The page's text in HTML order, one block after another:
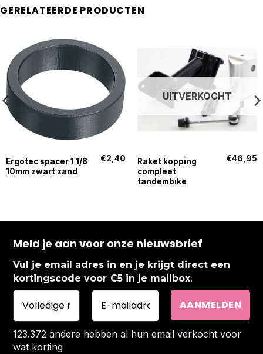
GERELATEERDE PRODUCTEN
Ergotec spacer 1 1/8
10mm zwart zand
€2,40
UITVERKOCHT
Raket kopping
compleet
tandembike
€46,95
Meld je aan voor onze nieuwsbrief
Vul je email adres in en je krijgt direct een
kortingscode voor €5 in je mailbox.
123.372 andere hebben al hun email verkocht voor
wat korting